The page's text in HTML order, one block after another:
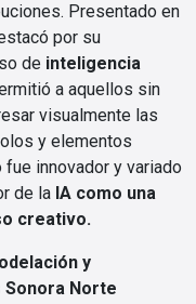
Presentado en
por su
de inteligencia
a aquellos sin
visualmente las
y elementos
innovador y variado
de la IA como una
creativo.
y
Sonora Norte